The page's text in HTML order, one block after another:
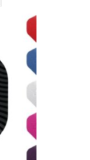
heeft
meerdere
variaties.
gekozen
worden
op
de
productpagina